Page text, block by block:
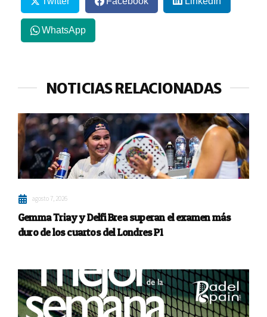
WhatsApp
NOTICIAS RELACIONADAS
agosto 7, 2026
Gemma Triay y Delfi Brea superan el examen más
duro de los cuartos del Londres P1